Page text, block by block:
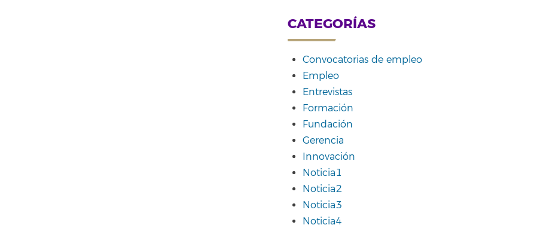
CATEGORÍAS
Convocatorias de empleo
Empleo
Entrevistas
Formación
Fundación
Gerencia
Innovación
Noticia1
Noticia2
Noticia3
Noticia4